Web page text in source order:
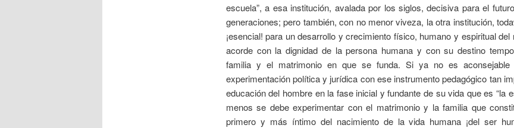
escuela”, a esa institución, avalada por los siglos, decisiva para el
generaciones; pero también, con no menor viveza, la otra institución,
¡esencial! para un desarrollo y crecimiento físico, humano y espiritual del
acorde con la dignidad de la persona humana y con su destino
familia y el matrimonio en que se funda.Si ya no es aconsejable
experimentación política y jurídica con ese instrumento pedagógico tan
educación del hombre en la fase inicial y fundante de su vida que es “la
menos se debe experimentar con el matrimonio y la familia que
primero y más íntimo del nacimiento de la vida humana ¡del ser